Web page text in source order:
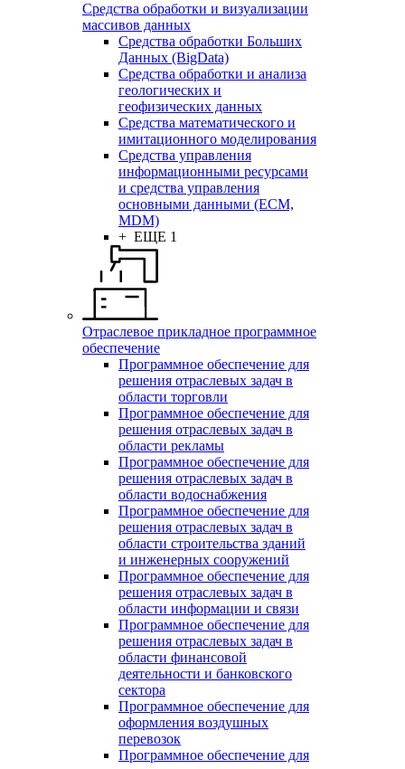
Средства обработки и визуализации
массивов данных
Средства обработки Больших
Данных (BigData)
Средства обработки и анализа
геологических и
геофизических данных
Средства математического и
имитационного моделирования
Средства управления
информационными ресурсами
и средства управления
основными данными (ECM,
MDM)
+ ЕЩЕ 1
Отраслевое прикладное программное
обеспечение
Программное обеспечение для
решения отраслевых задач в
области торговли
Программное обеспечение для
решения отраслевых задач в
области рекламы
Программное обеспечение для
решения отраслевых задач в
области водоснабжения
Программное обеспечение для
решения отраслевых задач в
области строительства зданий
и инженерных сооружений
Программное обеспечение для
решения отраслевых задач в
области информации и связи
Программное обеспечение для
решения отраслевых задач в
области финансовой
деятельности и банковского
сектора
Программное обеспечение для
оформления воздушных
перевозок
Программное обеспечение для